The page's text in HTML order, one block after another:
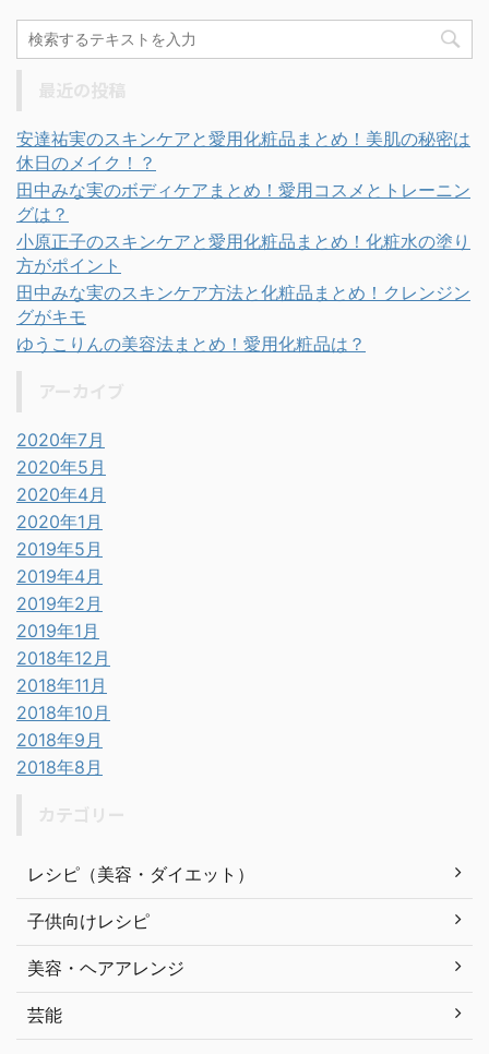
安達祐実のスキンケアと愛用化粧品まとめ！美肌の秘密は
休日のメイク！？
田中みな実のボディケアまとめ！愛用コスメとトレーニン
グは？
小原正子のスキンケアと愛用化粧品まとめ！化粧水の塗り
方がポイント
田中みな実のスキンケア方法と化粧品まとめ！クレンジン
グがキモ
ゆうこりんの美容法まとめ！愛用化粧品は？
2020年7月
2020年5月
2020年4月
2020年1月
2019年5月
2019年4月
2019年2月
2019年1月
2018年12月
2018年11月
2018年10月
2018年9月
2018年8月
レシピ（美容・ダイエット）
子供向けレシピ
美容・ヘアアレンジ
芸能